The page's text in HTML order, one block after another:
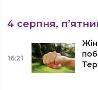
4 серпня,
16:21